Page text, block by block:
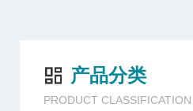
产品分类
PRODUCT CLASSIFICATION